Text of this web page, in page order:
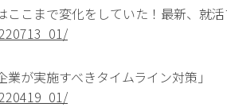
こまで変化をしていた！最新、就活
が実施すべきタイムライン対策」